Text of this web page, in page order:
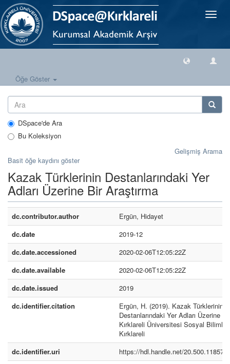
Geçiş
Öğe Göster
DSpace'de Ara
Bu Koleksiyon
Gelişmiş Arama
Basit öğe kaydını göster
Kazak Türklerinin Destanlarındaki Yer
Adları Üzerine Bir Araştırma
dc.contributor.author
Ergün, Hidayet
dc.date
2019-12
dc.date.accessioned
2020-02-06T12:05:22Z
dc.date.available
2020-02-06T12:05:22Z
dc.date.issued
2019
dc.identifier.citation
Ergün, H. (2019). Kazak Türklerinin
Destanlarındaki Yer Adları Üzerine
Kırklareli Üniversitesi Sosyal
Kırklareli
dc.identifier.uri
https://hdl.handle.net/20.500.11857/